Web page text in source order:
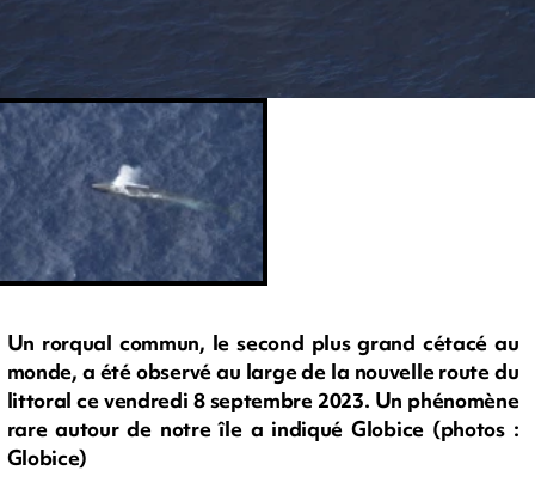
Un rorqual commun, le second plus grand cétacé au
monde, a été observé au large de la nouvelle route du
littoral ce vendredi 8 septembre 2023. Un phénomène
rare autour de notre île a indiqué Globice (photos :
Globice)